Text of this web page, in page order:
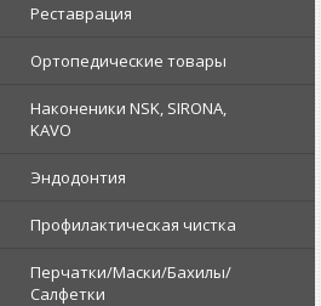
Реставрация
Ортопедические товары
Наконеники NSK, SIRONA,
KAVO
Эндодонтия
Профилактическая чистка
Перчатки/Маски/Бахилы/
Салфетки